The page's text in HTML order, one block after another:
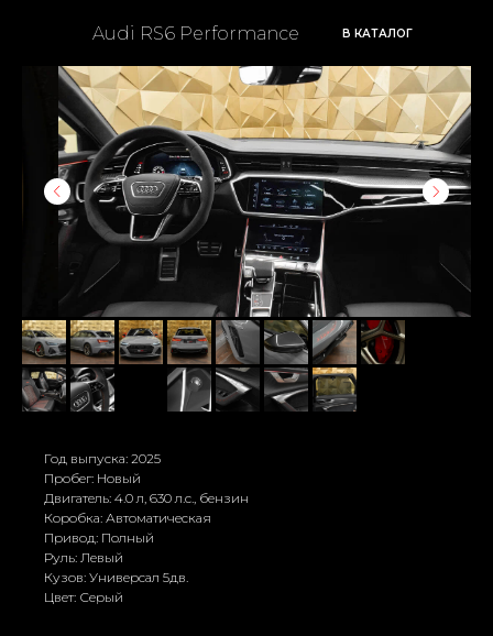
Audi RS6 Performance В КАТАЛОГ
Год выпуска: 2025
Пробег: Новый
Двигатель: 4.0 л, 630 л.с., бензин
Коробка: Автоматическая
Привод: Полный
Руль: Левый
Кузов: Универсал 5дв.
Цвет: Серый